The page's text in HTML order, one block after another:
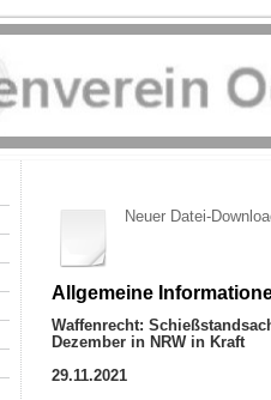
Neuer Datei-
Allgemeine
Waffenrecht:
Dezember in NRW in Kraft
29.11.2021